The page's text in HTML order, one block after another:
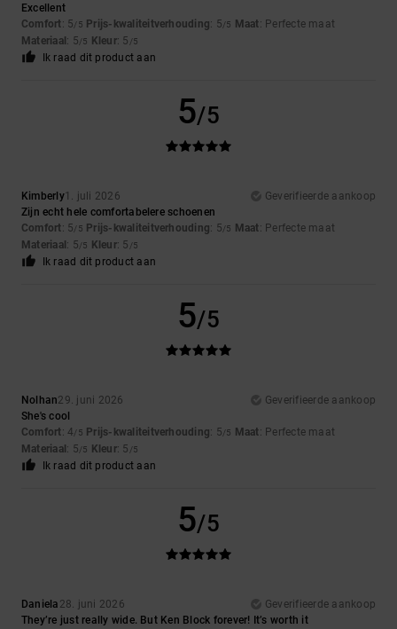
Excellent
Comfort: 5/5 Prijs-kwaliteitverhouding: 5/5 Maat: Perfecte maat
Materiaal : 5/5 Kleur: 5 /5
Ik raad dit product aan
5/5
Kimberly1. juli 2026
Geverifieerde aankoop
Zijn echt hele comfortabelere schoenen
Comfort: 5/5 Prijs-kwaliteitverhouding: 5/5 Maat: Perfecte maat
Materiaal : 5/5 Kleur: 5 /5
Ik raad dit product aan
5/5
Nolhan29. juni 2026
Geverifieerde aankoop
She's cool
Comfort: 4/5 Prijs-kwaliteitverhouding: 5/5 Maat: Perfecte maat
Materiaal : 5/5 Kleur: 5 /5
Ik raad dit product aan
5/5
Daniela 28. juni 2026
Geverifieerde aankoop
They’re just really wide. But Ken Block forever! It’s worth it